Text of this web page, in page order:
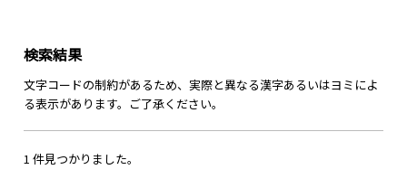
検索結果
文字コードの制約があるため、実際と異なる漢字あるいはヨミによ
る表示があります。ご了承ください。
1 件見つかりました。